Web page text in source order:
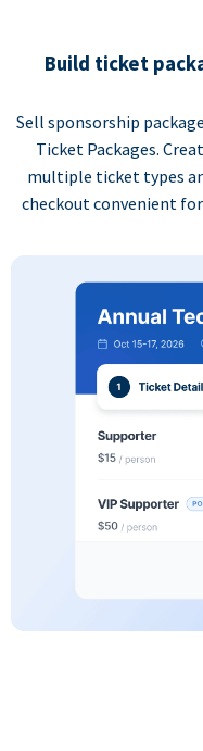
Build ticket
Sell sponsorship
Ticket Packages.
multiple ticket types
checkout convenient